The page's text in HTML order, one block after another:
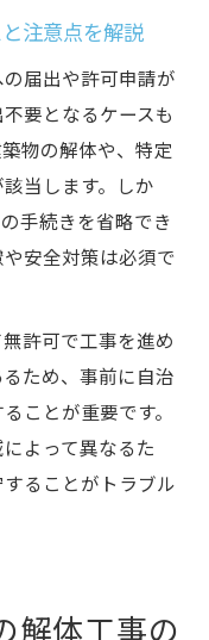
注意点を解説
届出や許可申請が
要となるケースも
物の解体や、特定
当します。しか
手続きを省略でき
安全対策は必須で
許可で工事を進め
ため、事前に自治
ことが重要です。
よって異なるた
ることがトラブル
解体工事の